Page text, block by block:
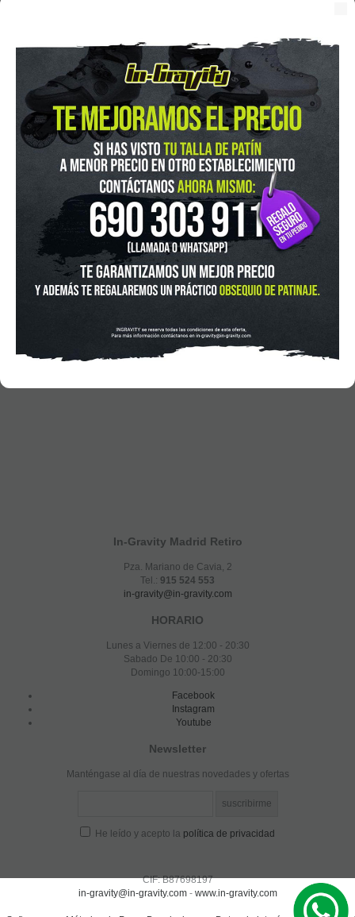
In-Gravity roller&skate shop
In-Gravity Madrid Retiro
Pza. Mariano de Cavia, 2
Tel.: 915 524 553
in-gravity@in-gravity.com
HORARIO
Lunes a Viernes de 12:00 - 20:30
Sabado De 10:00 - 20:30
Domingo 10:00-15:00
Facebook
Instagram
Youtube
Newsletter
Manténgase al día de nuestras novedades y ofertas
He leído y acepto la política de privacidad
CIF: B87698197
in-gravity@in-gravity.com- www.in-gravity.com